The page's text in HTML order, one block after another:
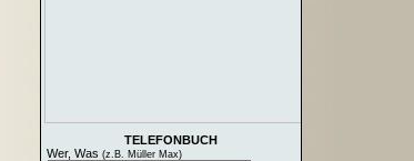
TELEFONBUCH
Wer, Was (z.B. Müller Max)